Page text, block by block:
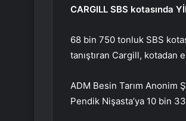
CARGILL SBS kotasında
68 bin 750 tonluk SBS
tanıştıran Cargill, kotadan
ADM Besin Tarım Anonim
Pendik Nişasta’ya 10 bin